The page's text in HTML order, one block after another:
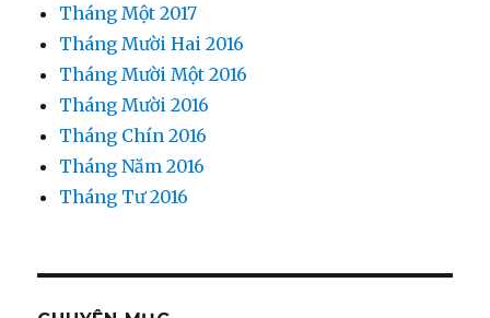
Tháng Một 2017
Tháng Mười Hai 2016
Tháng Mười Một 2016
Tháng Mười 2016
Tháng Chín 2016
Tháng Năm 2016
Tháng Tư 2016